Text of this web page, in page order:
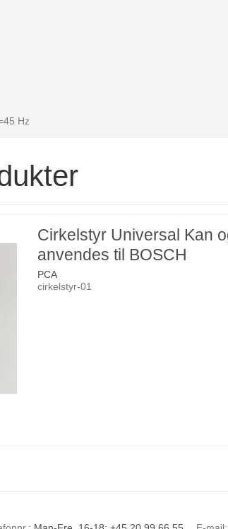
Hz
Cirkelstyr Universal Kan
anvendes til BOSCH
PCA
cirkelstyr-01